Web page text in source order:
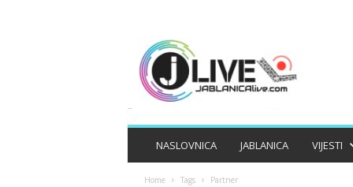
NASLOVNICA JABLANICA VIJESTI
Home Tags Partner